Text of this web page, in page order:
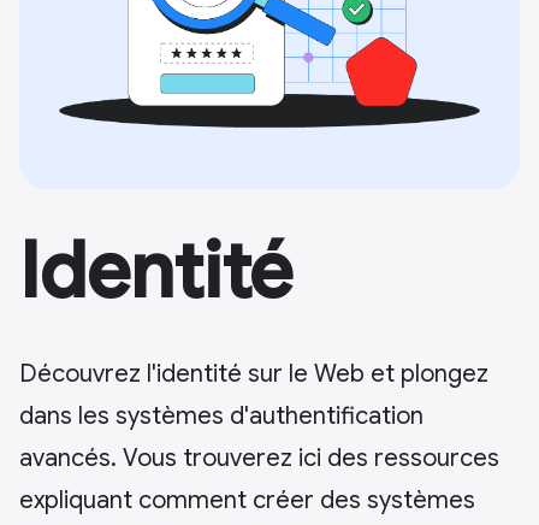
Identité
Découvrez l'identité sur le Web et plongez
dans les systèmes d'authentification
avancés. Vous trouverez ici des ressources
expliquant comment créer des systèmes